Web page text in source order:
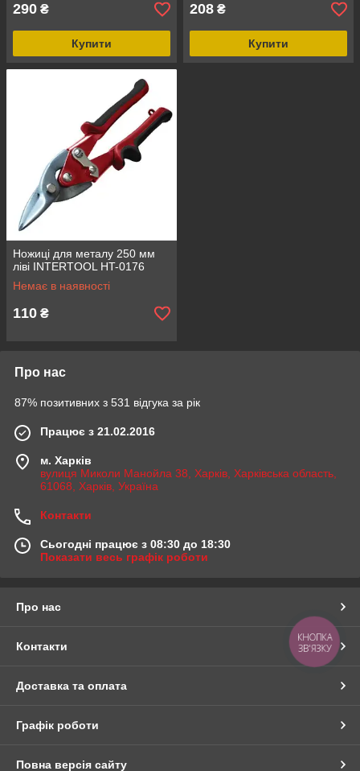
290 ₴
Купити
208 ₴
Купити
Ножиці для металу 250 мм
ліві INTERTOOL HT-0176
Немає в наявності
110 ₴
Про нас
87% позитивних з 531 відгука за рік
Працює з 21.02.2016
м. Харків
вулиця Миколи Манойла 38, Харків, Харківська область,
61068, Харків, Україна
Контакти
Сьогодні працює з 08:30 до 18:30
Показати весь графік роботи
Про нас
Контакти
Доставка та оплата
Графік роботи
Повна версія сайту
КНОПКА
ЗВ'ЯЗКУ